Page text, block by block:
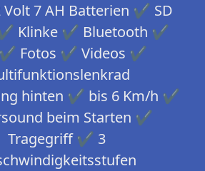
7 AH Batterien ✔ SD
Klinke ✔ Bluetooth ✔
✔ Fotos ✔ Videos ✔
hinten ✔ bis 6 Km/h ✔
beim Starten ✔
Tragegriff ✔ 3